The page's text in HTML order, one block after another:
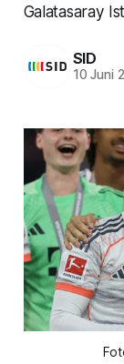
Galatasaray
SID
10 Juni